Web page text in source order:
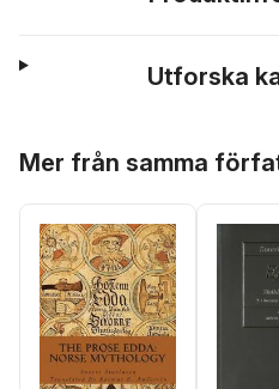
Utforska
Mer från samma